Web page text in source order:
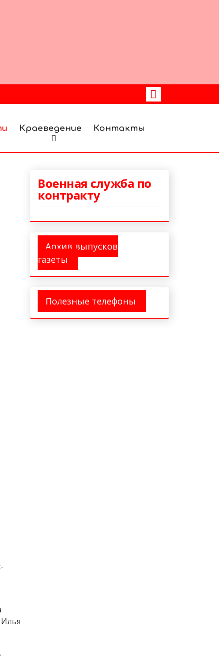
Краеведение Контакты
Военная служба по
контракту
Архив выпусков
газеты
Полезные телефоны